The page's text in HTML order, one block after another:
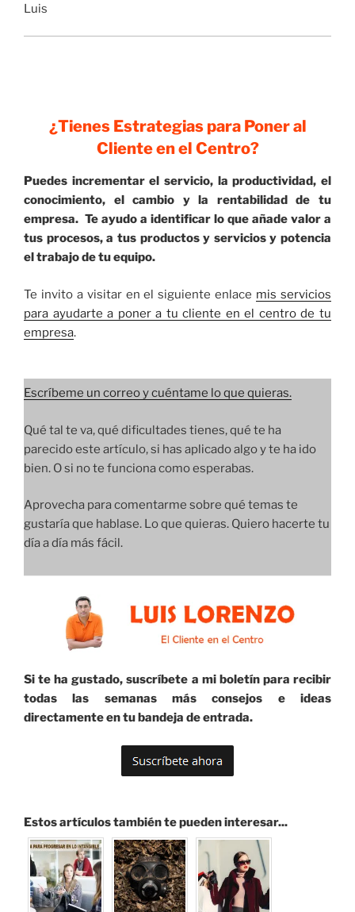
Luis
¿Tienes Estrategias para Poner al
Cliente en el Centro?
Puedes incrementar el servicio, la productividad, el
conocimiento, el cambio y la rentabilidad de tu
empresa. Te ayudo a identificar lo que añade valor a
tus procesos, a tus productos y servicios y potencia
el trabajo de tu equipo.
Te invito a visitar en el siguiente enlace mis servicios
para ayudarte a poner a tu cliente en el centro de tu
empresa.
Escríbeme un correo y cuéntame lo que quieras.
Qué tal te va, qué dificultades tienes, qué te ha
parecido este artículo, si has aplicado algo y te ha ido
bien. O si no te funciona como esperabas.
Aprovecha para comentarme sobre qué temas te
gustaría que hablase. Lo que quieras. Quiero hacerte tu
día a día más fácil.
Si te ha gustado, suscríbete a mi boletín para recibir
todas las semanas más consejos e ideas
directamente en tu bandeja de entrada.
Estos artículos también te pueden interesar...